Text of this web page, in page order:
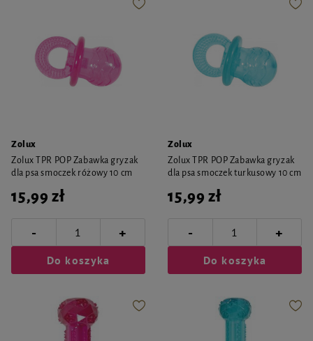
Zolux
Zolux TPR POP Zabawka gryzak
dla psa smoczek różowy 10 cm
15,99 zł
- +
Do koszyka
Zolux
Zolux TPR POP Zabawka gryzak
dla psa smoczek turkusowy 10 cm
15,99 zł
- +
Do koszyka